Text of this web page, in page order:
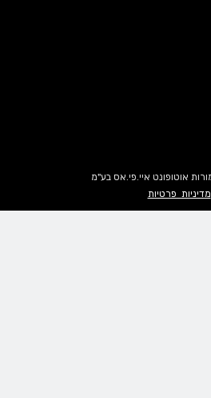
אוטופונט איי.פי.אס בע"מ
מדיניות פרטיות